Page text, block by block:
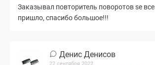
Заказывал повторитель поворотов se все
пришло, спасибо большое!!!
Денис Денисов